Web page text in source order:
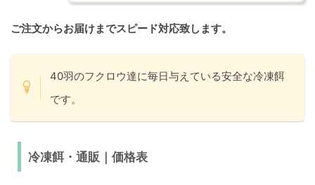
ご注文からお届けまでスピード対応致します。
40羽のフクロウ達に毎日与えている安全な冷凍餌
です。
冷凍餌・通販｜価格表